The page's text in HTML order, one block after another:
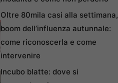
Oltre 80mila casi alla settimana,
boom dell’influenza autunnale:
come riconoscerla e come
intervenire
Incubo blatte: dove si